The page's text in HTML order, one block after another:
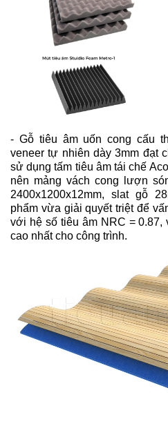
- Gỗ tiêu âm uốn cong cấu
veneer tự nhiên dày 3mm đạt
sử dụng tấm tiêu âm tái chế
nên mảng vách cong lượn
2400x1200x12mm, slat gỗ
phẩm vừa giải quyết triệt để
với hệ số tiêu âm NRC = 0.87,
cao nhất cho công trình.